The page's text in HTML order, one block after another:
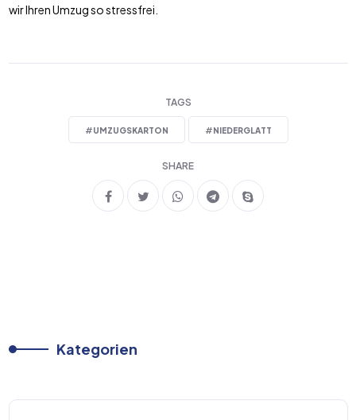
wir Ihren Umzug so stressfrei.
TAGS
#UMZUGSKARTON #NIEDERGLATT
SHARE
Kategorien